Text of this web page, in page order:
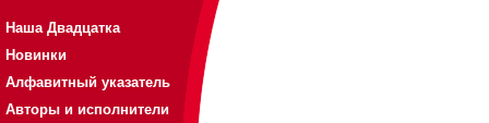
Наша Двадцатка
Новинки
Алфавитный указатель
Авторы и исполнители